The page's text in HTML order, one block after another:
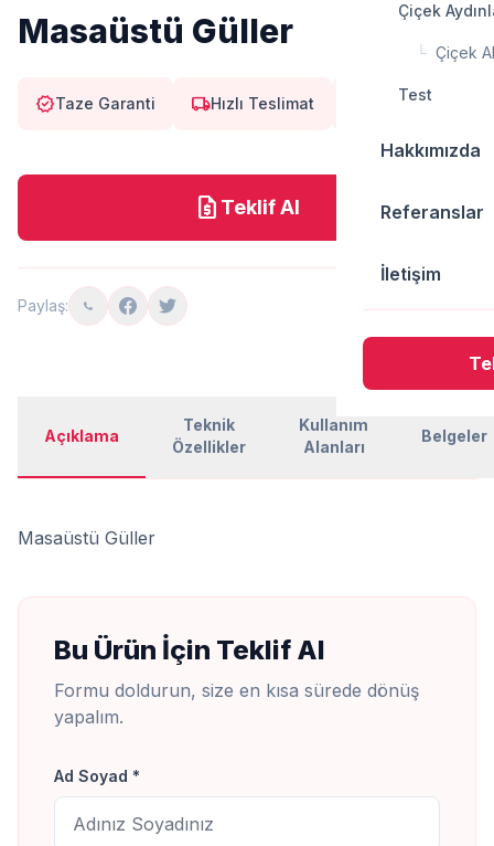
Çiçek
└ Çiçek
Test
Hakkımızda
Referanslar
İletişim
Masaüstü Güller
verifiedTaze Garanti local_shippingHızlı Teslimat Doğal
request_quote Teklif Al
Paylaş:
Açıklama
Teknik
Özellikler
Kullanım
Alanları
Belgeler
Masaüstü Güller
Bu Ürün İçin Teklif Al
Formu doldurun, size en kısa sürede dönüş
yapalım.
Ad Soyad *